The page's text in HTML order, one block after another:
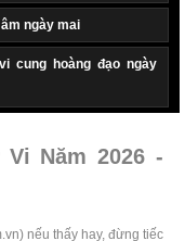
ngày mai
cung hoàng đạo ngày
Năm 2026 -
nếu thấy hay, đừng tiếc